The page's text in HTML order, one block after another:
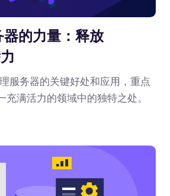
的力量：释放
服务器的关键好处和应用，重点
充满活力的领域中的独特之处。